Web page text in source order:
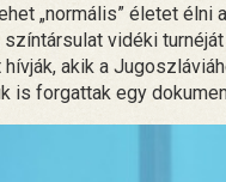
„normális” életet élni
vidéki turnéját
hívják, akik a
is forgattak egy